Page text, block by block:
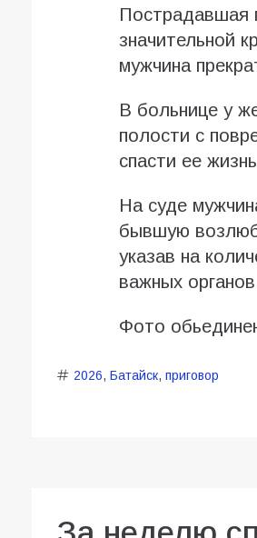
Пострадавшая
значительной
мужчина
В больнице у
полости с
спасти ее
На суде
бывшую
указав на
важных
Фото
2026, Батайск, приговор